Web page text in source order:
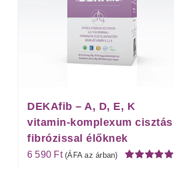
DEKAfib – A, D, E, K
vitamin-komplexum cisztás
fibrózissal élőknek
6 590 Ft (ÁFA az árban)